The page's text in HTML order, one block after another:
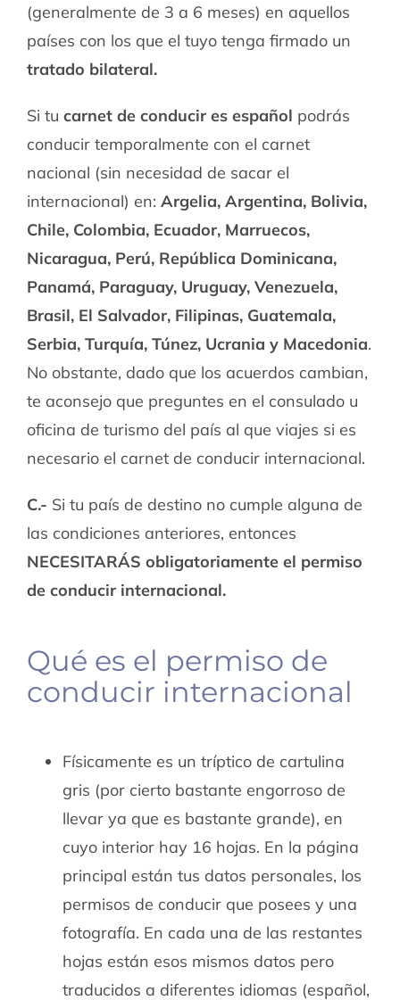
(generalmente de 3 a 6 meses) en aquellos
países con los que el tuyo tenga firmado un
tratado bilateral.
Si tu carnet de conducir es español podrás
conducir temporalmente con el carnet
nacional (sin necesidad de sacar el
internacional) en: Argelia, Argentina, Bolivia,
Chile, Colombia, Ecuador, Marruecos,
Nicaragua, Perú, República Dominicana,
Panamá, Paraguay, Uruguay, Venezuela,
Brasil, El Salvador, Filipinas, Guatemala,
Serbia, Turquía, Túnez, Ucrania y Macedonia.
No obstante, dado que los acuerdos cambian,
te aconsejo que preguntes en el consulado u
oficina de turismo del país al que viajes si es
necesario el carnet de conducir internacional.
C.- Si tu país de destino no cumple alguna de
las condiciones anteriores, entonces
NECESITARÁS obligatoriamente el permiso
de conducir internacional.
Qué es el permiso de
conducir internacional
Físicamente es un tríptico de cartulina
gris (por cierto bastante engorroso de
llevar ya que es bastante grande), en
cuyo interior hay 16 hojas. En la página
principal están tus datos personales, los
permisos de conducir que posees y una
fotografía. En cada una de las restantes
hojas están esos mismos datos pero
traducidos a diferentes idiomas (español,